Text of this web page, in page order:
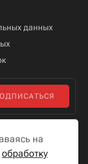
данных
на
обработку